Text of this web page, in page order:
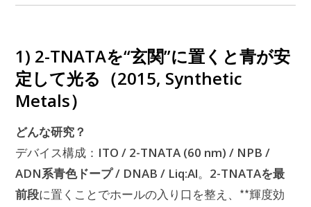
1) 2-TNATAを“玄関”に置くと青が安
定して光る（2015, Synthetic
Metals）
どんな研究？
デバイス構成： ITO / 2-TNATA (60 nm) / NPB /
ADN系青色ドープ / DNAB / Liq:Al。 2-TNATAを最
前段に置くことでホールの入り口を整え、**輝度効